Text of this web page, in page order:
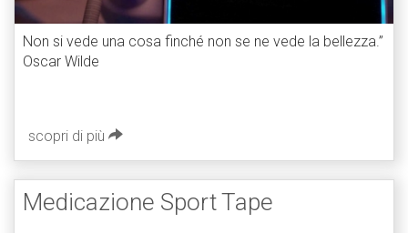
Non si vede una cosa finché non se ne vede la bellezza.”
Oscar Wilde
scopri di più
Medicazione Sport Tape